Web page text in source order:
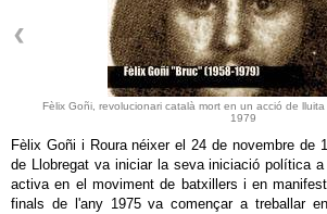
Fèlix Goñi, revolucionari català mort en un acció de
1979
Fèlix Goñi i Roura néixer el 24 de novembre de
de Llobregat va iniciar la seva iniciació política
activa en el moviment de batxillers i en
finals de l'any 1975 va començar a treballar